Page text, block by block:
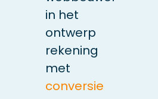
in het
ontwerp
rekening
met
conversie